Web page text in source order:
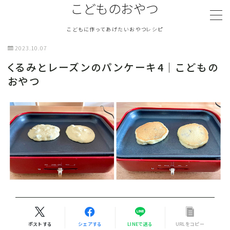
こどものおやつ
こどもに作ってあげたいおやつレシピ
TOPページ
『こどものおやつ』について
ふわふわおやつ
さくさくおやつ
冷たいおやつ
2023.10.07
くるみとレーズンのパンケーキ4｜こどもの
おやつ
ポストする シェアする LINEで送る URLをコピー